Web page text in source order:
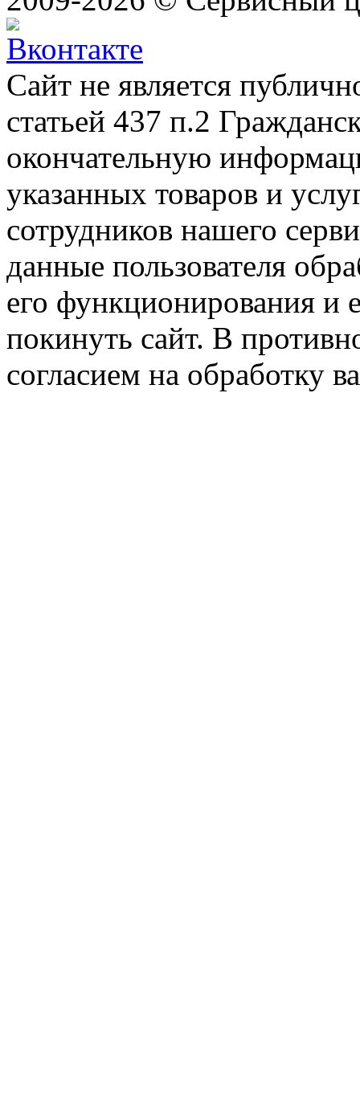
Сайт не является
статьей 437 п.2
окончательную
указанных товаров и
сотрудников нашего
данные пользователя
его функционирования и
покинуть сайт. В
согласием на обработку